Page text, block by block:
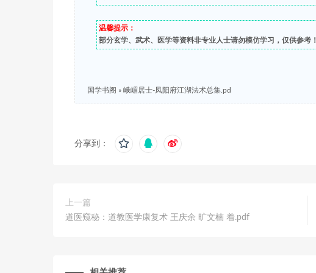
温馨提示：
部分玄学、武术、医学等资料非专业人士请勿模仿学习，仅供参考！
国学书阁 » 峨嵋居士-凤阳府江湖法术总集.pd
分享到：
上一篇
道医窥秘：道教医学康复术 王庆余 旷文楠 着.pdf